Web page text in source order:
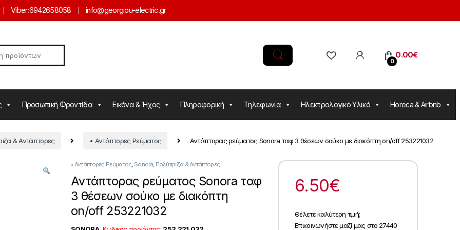
Viber:6942658058 info@georgiou-electric.gr
0
0.00€
Προσωπική Φροντίδα Εικόνα & Ήχος Πληροφορική Τηλεφωνία Ηλεκτρολογικό Υλικό Horeca & Airbnb
& Αντάπτορες • Αντάπτορες Ρεύματος Αντάπτορας ρεύματος Sonora ταφ 3 θέσεων σούκο με διακόπτη on/off 253221032
• Αντάπτορες Ρεύματος Sonora, Πολύπριζα & Αντάπτορες
Αντάπτορας ρεύματος Sonora ταφ
3 θέσεων σούκο με διακόπτη
on/off 253221032
6.50€
Θέλετε καλύτερη τιμή;
Επικοινωνήστε μαζί μας στο 27440